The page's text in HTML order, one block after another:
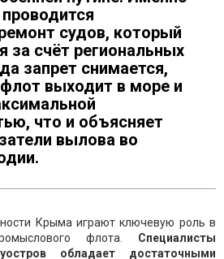
судов, который
за счёт региональных
запрет снимается,
выходит в море и
что и объясняет
вылова во
Крыма играют ключевую роль в
флота. Специалисты
обладает достаточными